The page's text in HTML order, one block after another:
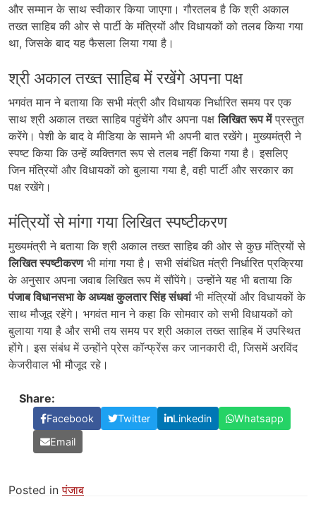
और सम्मान के साथ स्वीकार किया जाएगा। गौरतलब है कि श्री अकाल
तख्त साहिब की ओर से पार्टी के मंत्रियों और विधायकों को तलब किया गया
था, जिसके बाद यह फैसला लिया गया है।
श्री अकाल तख्त साहिब में रखेंगे अपना पक्ष
भगवंत मान ने बताया कि सभी मंत्री और विधायक निर्धारित समय पर एक
साथ श्री अकाल तख्त साहिब पहुंचेंगे और अपना पक्षलिखित रूप मेंप्रस्तुत
करेंगे। पेशी के बाद वे मीडिया के सामने भी अपनी बात रखेंगे। मुख्यमंत्री ने
स्पष्ट किया कि उन्हें व्यक्तिगत रूप से तलब नहीं किया गया है। इसलिए
जिन मंत्रियों और विधायकों को बुलाया गया है, वही पार्टी और सरकार का
पक्ष रखेंगे।
मंत्रियों से मांगा गया लिखित स्पष्टीकरण
मुख्यमंत्री ने बताया कि श्री अकाल तख्त साहिब की ओर से कुछ मंत्रियों से
लिखित स्पष्टीकरणभी मांगा गया है। सभी संबंधित मंत्री निर्धारित प्रक्रिया
के अनुसार अपना जवाब लिखित रूप में सौंपेंगे। उन्होंने यह भी बताया कि
पंजाब विधानसभा के अध्यक्ष कुलतार सिंह संधवांभी मंत्रियों और विधायकों के
साथ मौजूद रहेंगे। भगवंत मान ने कहा कि सोमवार को सभी विधायकों को
बुलाया गया है और सभी तय समय पर श्री अकाल तख्त साहिब में उपस्थित
होंगे। इस संबंध में उन्होंने प्रेस कॉन्फ्रेंस कर जानकारी दी, जिसमें अरविंद
केजरीवाल भी मौजूद रहे।
Share:
Facebook Twitter Linkedin
Whatsapp
Email
Posted inपंजाब